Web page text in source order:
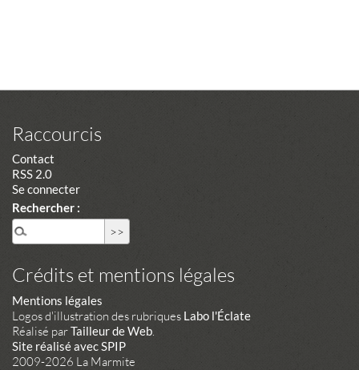
Raccourcis
Contact
RSS 2.0
Se connecter
Rechercher :
Crédits et mentions légales
Mentions légales
Logos d'illustration des rubriques Labo l'Éclate
Réalisé parTailleur de Web
Site réalisé avec SPIP
2009-2026 La Marmite